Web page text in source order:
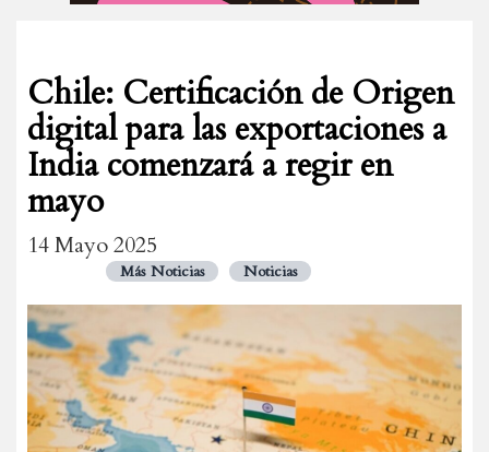
Chile: Certificación de Origen
digital para las exportaciones a
India comenzará a regir en
mayo
14 Mayo 2025
Más Noticias Noticias